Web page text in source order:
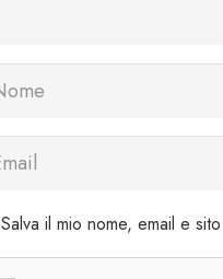
Salva il mio nome, email e